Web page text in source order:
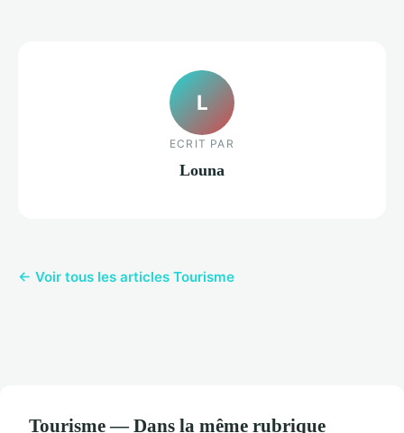
L
ECRIT PAR
Louna
← Voir tous les articles Tourisme
Tourisme — Dans la même rubrique